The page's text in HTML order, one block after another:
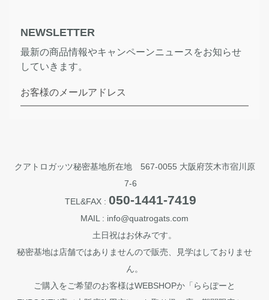
NEWSLETTER
最新の商品情報やキャンペーンニュースをお知らせ
していきます。
お客様のメールアドレス
クアトロガッツ秘密基地所在地 567-0055 大阪府茨木市宿川原
7-6
TEL&FAX : 050-1441-7419
MAIL : info@quatrogats.com
土日祝はお休みです。
秘密基地は店舗ではありませんので販売、見学はしておりませ
ん。
ご購入をご希望のお客様はWEBSHOPか「ららぽーと